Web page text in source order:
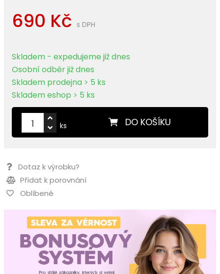
690 Kč s DPH
Skladem - expedujeme již dnes
Osobní odběr již dnes
Skladem prodejna > 5 ks
Skladem eshop > 5 ks
DO KOŠÍKU
ks
Dotaz k výrobku?
Přidat k porovnání
Oblíbené